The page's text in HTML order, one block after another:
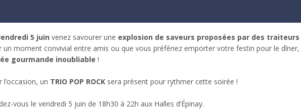
5 juin venez savourer une explosion de saveurs proposées par des traiteurs
un moment convivial entre amis ou que vous préfériez emporter votre festin pour le
gourmande inoubliable !
l’occasion, un TRIO POP ROCK sera présent pour rythmer cette soirée !
vous le vendredi 5 juin de 18h30 à 22h aux Halles d’Épinay.